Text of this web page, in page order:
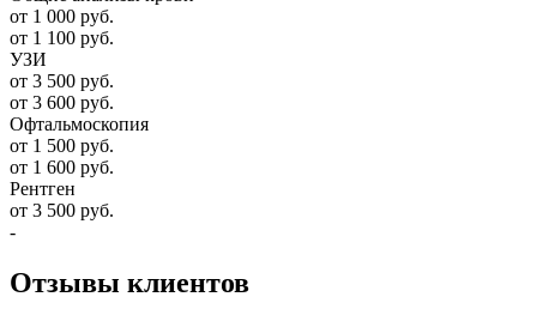
от 1 000 руб.
от 1 100 руб.
УЗИ
от 3 500 руб.
от 3 600 руб.
Офтальмоскопия
от 1 500 руб.
от 1 600 руб.
Рентген
от 3 500 руб.
-
Отзывы клиентов